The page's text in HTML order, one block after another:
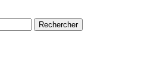
Rechercher